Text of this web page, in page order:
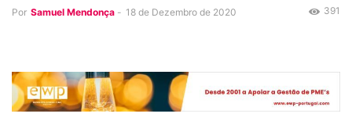
Por Samuel Mendonça - 18 de Dezembro de 2020 391